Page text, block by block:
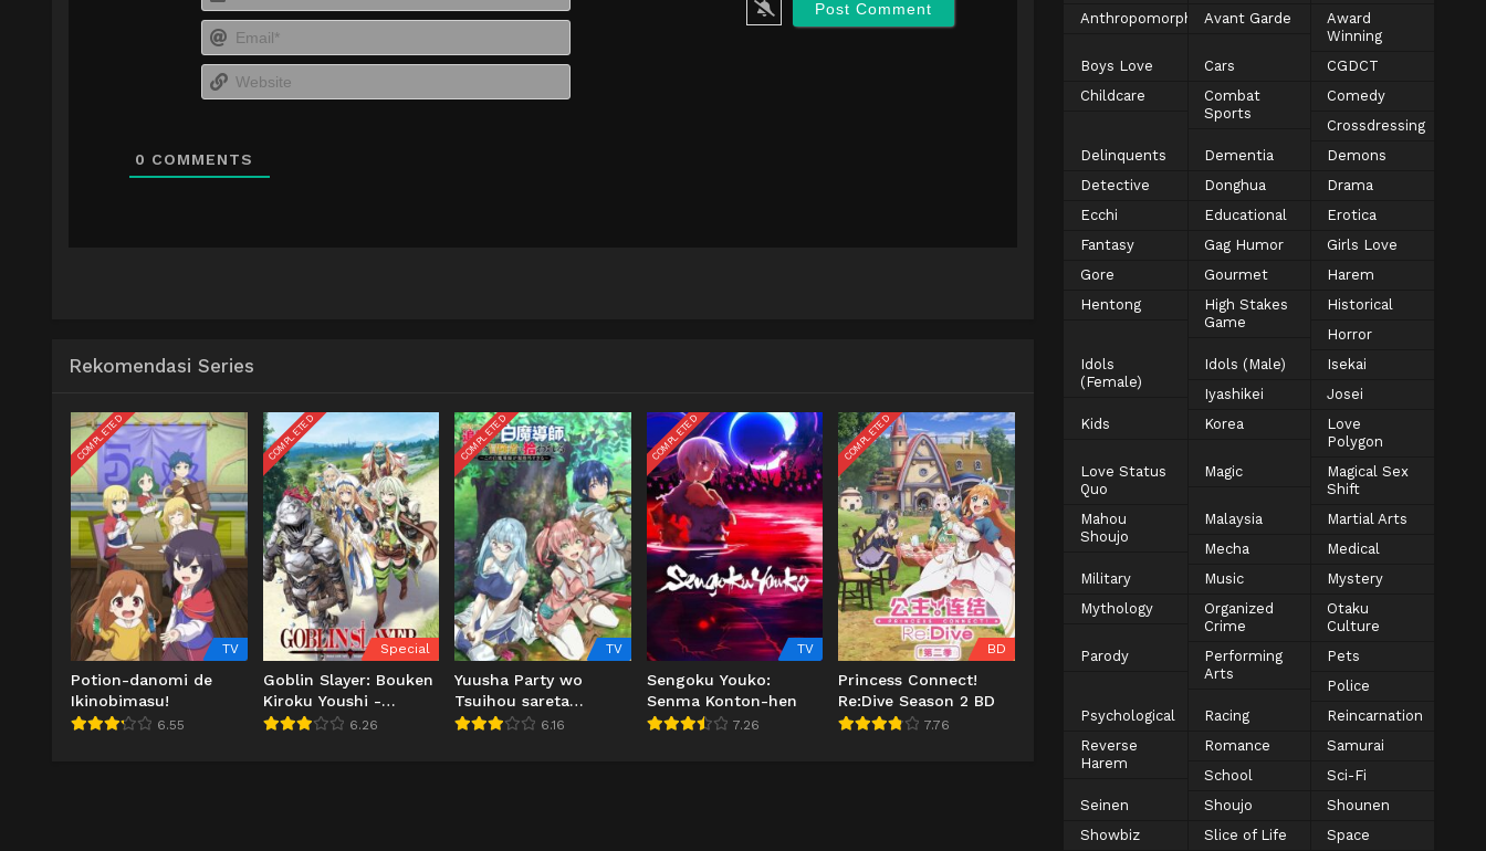
Email*
Website
0 COMMENTS
Rekomendasi Series
COMPLETED
TV
Potion-danomi de
Ikinobimasu!
6.55
COMPLETED
Special
Goblin Slayer: Bouken
Kiroku Youshi -
Adventure Sheet
6.26
COMPLETED
TV
Yuusha Party wo
Tsuihou sareta
Shiromadoushi, S-
6.16
COMPLETED
TV
Sengoku Youko:
Senma Konton-hen
7.26
COMPLETED
BD
Princess Connect!
Re:Dive Season 2 BD
7.76
Anthropomorphic Avant Garde
Award
Winning
Boys Love
Cars
CGDCT
Childcare
Combat
Sports
Comedy
Crossdressing
Delinquents
Dementia
Demons
Detective
Donghua
Drama
Ecchi
Educational
Erotica
Fantasy
Gag Humor
Girls Love
Gore
Gourmet
Harem
Hentong
High Stakes
Game
Historical
Horror
Idols
(Female)
Idols (Male)
Isekai
Iyashikei
Josei
Kids
Korea
Love
Polygon
Love Status
Quo
Magic
Magical Sex
Shift
Mahou
Shoujo
Malaysia
Martial Arts
Mecha
Medical
Military
Music
Mystery
Mythology
Organized
Crime
Otaku
Culture
Parody
Performing
Arts
Pets
Police
Psychological
Racing
Reincarnation
Reverse
Harem
Romance
Samurai
School
Sci-Fi
Seinen
Shoujo
Shounen
Showbiz
Slice of Life
Space